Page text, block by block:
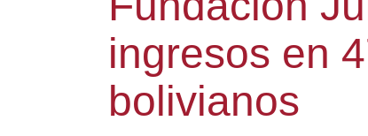
ingresos en
bolivianos